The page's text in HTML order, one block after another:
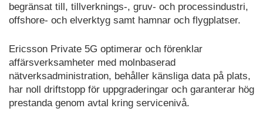
begränsat till, tillverknings-, gruv- och processindustri,
offshore- och elverktyg samt hamnar och flygplatser.
Ericsson Private 5G optimerar och förenklar
affärsverksamheter med molnbaserad
nätverksadministration, behåller känsliga data på plats,
har noll driftstopp för uppgraderingar och garanterar hög
prestanda genom avtal kring servicenivå.